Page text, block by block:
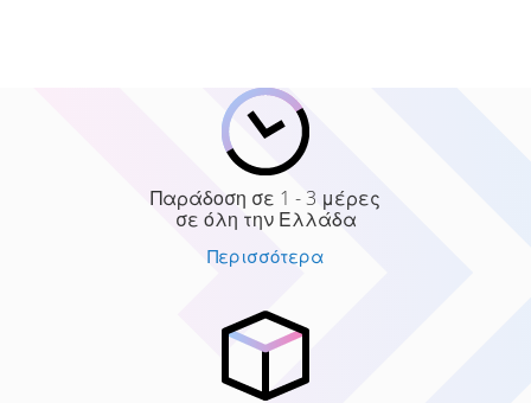
Παράδοση σε 1 - 3 μέρες
σε όλη την Ελλάδα
Περισσότερα